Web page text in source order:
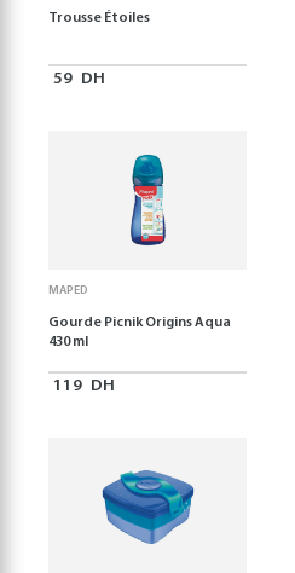
Trousse Étoiles
59 DH
MAPED
Gourde Picnik Origins Aqua
430 ml
119 DH